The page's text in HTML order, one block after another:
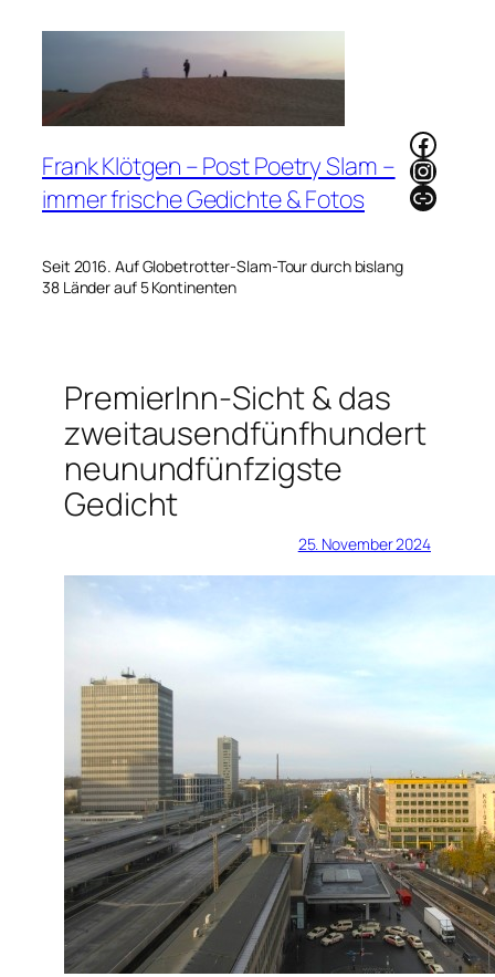
Frank Klötgen – Post Poetry Slam –
immer frische Gedichte & Fotos
Seit 2016. Auf Globetrotter-Slam-Tour durch bislang
38 Länder auf 5 Kontinenten
Link
PremierInn-Sicht & das
zweitausendfünfhundert
neunundfünfzigste
Gedicht
25. November 2024